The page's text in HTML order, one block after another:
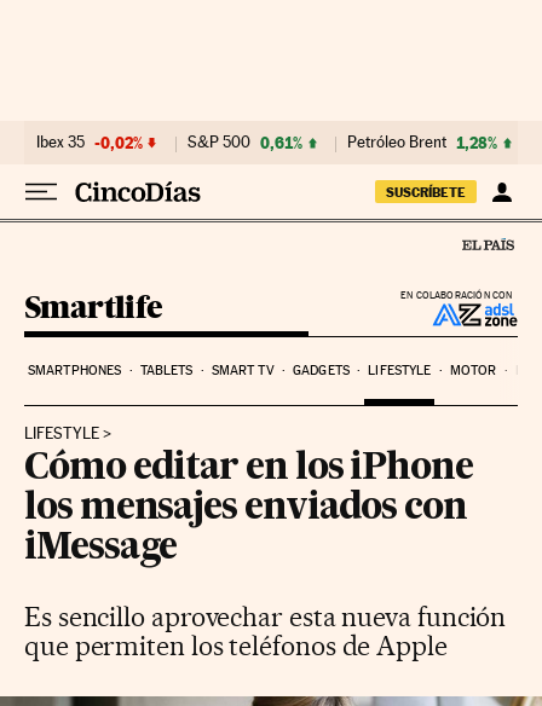
Ibex 35 -0,02% S&P 500 0,61% Petróleo Brent 1,28%
SUSCRÍBETE
EN COLABORACIÓN CON
Smartlife
SMARTPHONES TABLETS SMART TV GADGETS LIFESTYLE MOTOR
LIFESTYLE
Cómo editar en los iPhone
los mensajes enviados con
iMessage
Es sencillo aprovechar esta nueva función
que permiten los teléfonos de Apple